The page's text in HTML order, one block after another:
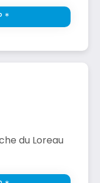
*
du Loreau